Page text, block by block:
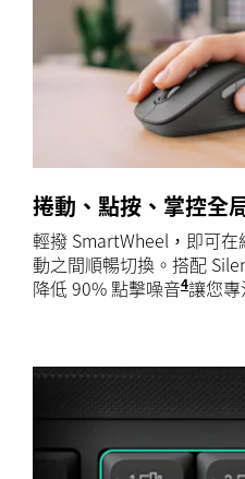
捲動、點按、掌控全
輕撥 SmartWheel，即可
動之間順暢切換。搭配
降低 90% 點擊噪音4與
讓您專